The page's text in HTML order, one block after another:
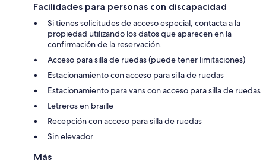
Facilidades para personas con discapacidad
Si tienes solicitudes de acceso especial, contacta a la
propiedad utilizando los datos que aparecen en la
confirmación de la reservación.
Acceso para silla de ruedas (puede tener limitaciones)
Estacionamiento con acceso para silla de ruedas
Estacionamiento para vans con acceso para silla de ruedas
Letreros en braille
Recepción con acceso para silla de ruedas
Sin elevador
Más